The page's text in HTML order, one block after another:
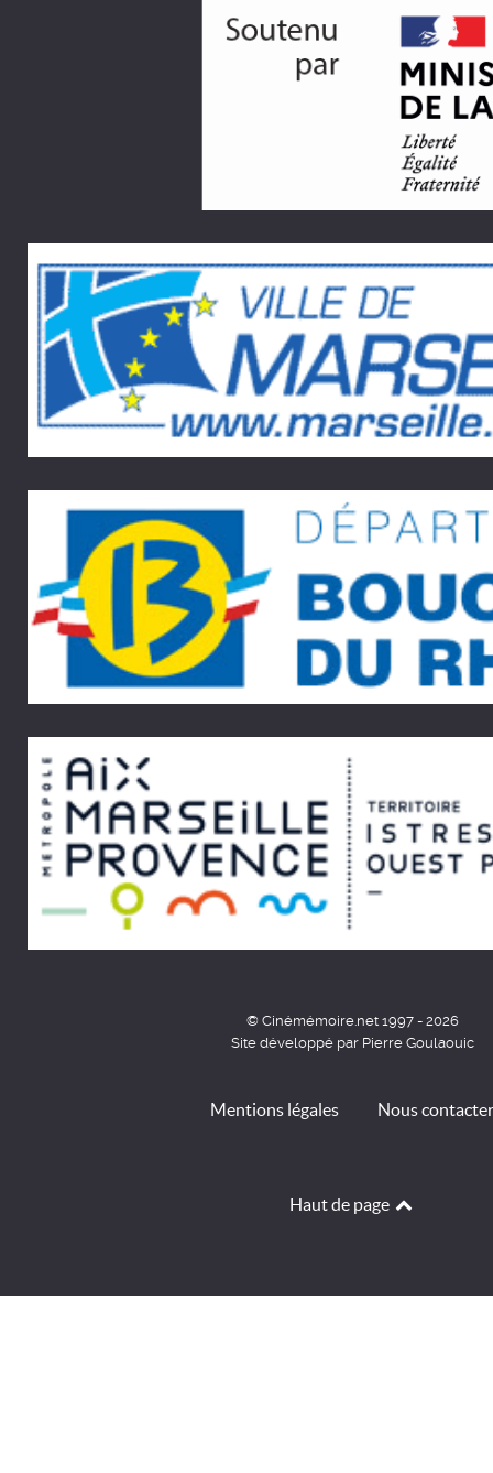
© Cinémémoire.net 1997 - 2026
Site développé par Pierre Goulaouic
Mentions légales Nous contacter
Haut de page